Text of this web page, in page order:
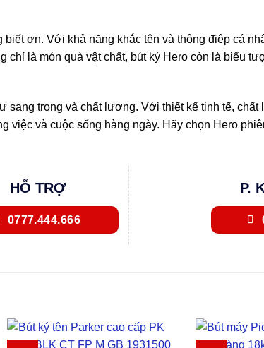
ơn. Với khả năng khắc tên và thông điệp cá
là món quà vật chất, bút ký Hero còn là biểu
trọng và chất lượng. Với thiết kế tinh tế, chất
việc và cuộc sống hàng ngày. Hãy chọn Hero
HỖ TRỢ
0777.444.666
P.